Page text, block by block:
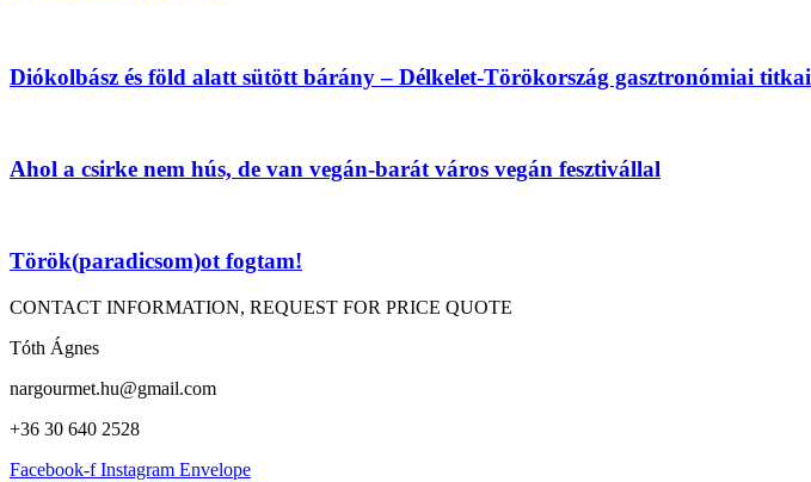
Diókolbász és föld alatt sütött bárány – Délkelet-Törökország gasztronómiai titkai
Ahol a csirke nem hús, de van vegán-barát város vegán fesztivállal
Török(paradicsom)ot fogtam!
CONTACT INFORMATION, REQUEST FOR PRICE QUOTE
Tóth Ágnes
nargourmet.hu@gmail.com
+36 30 640 2528
Facebook-f Instagram Envelope